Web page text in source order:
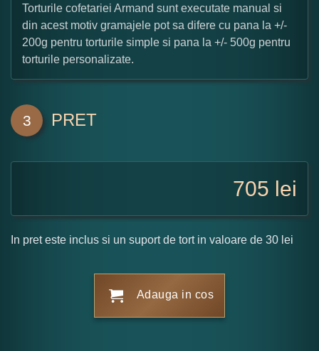
Torturile cofetariei Armand sunt executate manual si
din acest motiv gramajele pot sa difere cu pana la +/-
200g pentru torturile simple si pana la +/- 500g pentru
torturile personalizate.
3 PRET
705 lei
In pret este inclus si un suport de tort in valoare de 30 lei
Adauga in cos